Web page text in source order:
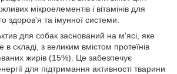
мікроелементів і вітамінів для
здоров'я та імунної системи.
для собак заснований на м'ясі, яке
в складі, з великим вмістом протеїнів
жирів (15%). Це забезпечує
для підтримання активності тварини